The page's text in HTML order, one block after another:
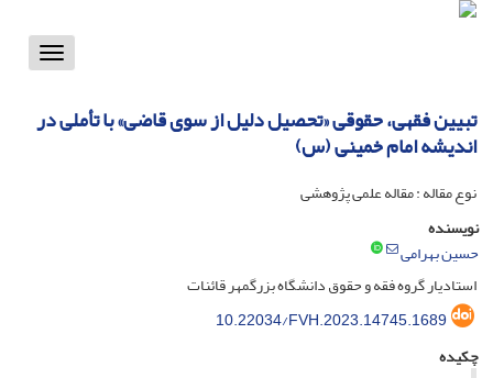
Toggle
تبیین فقهی، حقوقی «تحصیل دلیل از سوی قاضی» با تأملی در
اندیشه امام خمینی (س)
نوع مقاله : مقاله علمی پژوهشی
نویسنده
حسین بهرامی
استادیار گروه فقه و حقوق دانشگاه بزرگمهر قائنات
10.22034/FVH.2023.14745.1689
چکیده